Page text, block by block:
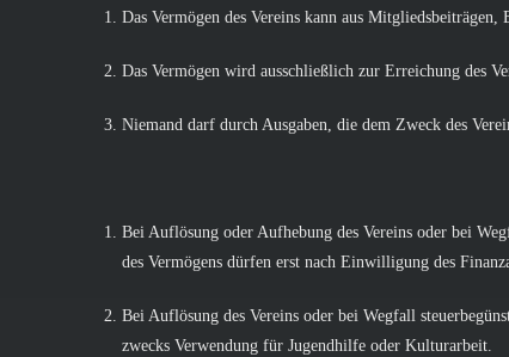
Das Vermögen des Vereins kann aus
Das Vermögen wird ausschließlich zur Erreichung des
Niemand darf durch Ausgaben, die dem Zweck des
Bei Auflösung oder Aufhebung des Vereins oder bei
des Vermögens dürfen erst nach Einwilligung des
Bei Auflösung des Vereins oder bei Wegfall
zwecks Verwendung für Jugendhilfe oder Kulturarbeit.